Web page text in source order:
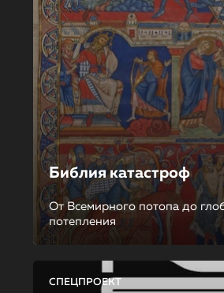
Библия катастроф
От Всемирного потопа до
потепления
СПЕЦПРОЕКТ